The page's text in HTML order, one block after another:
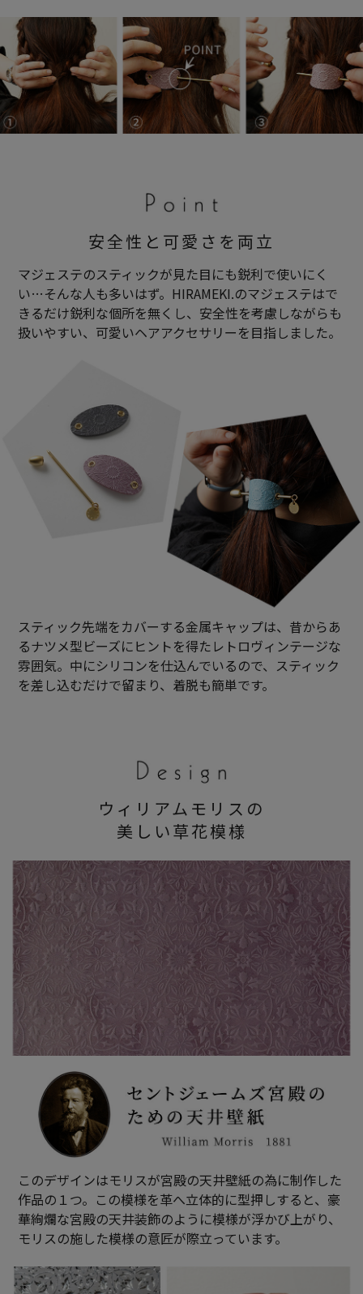
安全性と可愛さを両立
マジェステのスティックが見た目にも鋭利で使いにく
い…そんな人も多いはず。HIRAMEKI.のマジェステはで
きるだけ鋭利な個所を無くし、安全性を考慮しながらも
扱いやすい、可愛いヘアアクセサリーを目指しました。
スティック先端をカバーする金属キャップは、昔からあ
るナツメ型ビーズにヒントを得たレトロヴィンテージな
雰囲気。中にシリコンを仕込んでいるので、スティック
を差し込むだけで留まり、着脱も簡単です。
ウィリアムモリスの
美しい草花模様
このデザインはモリスが宮殿の天井壁紙の為に制作した
作品の１つ。この模様を革へ立体的に型押しすると、豪
華絢爛な宮殿の天井装飾のように模様が浮かび上がり、
モリスの施した模様の意匠が際立っています。